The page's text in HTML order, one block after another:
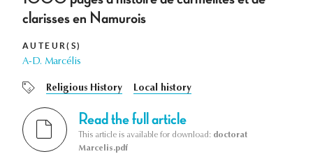
clarisses en Namurois
AUTEUR(S)
A-D. Marcélis
Religious History Local history
Read the full article
This article is available for download: doctorat
Marcelis.pdf